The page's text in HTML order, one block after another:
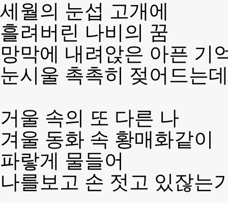
세월의 눈섭 고개에
흘려버린 나비의 꿈
망막에 내려앉은 아픈 기
눈시울 촉촉히 젖어드는데
거울 속의 또 다른 나
겨울 동화 속 황매화같이
파랗게 물들어
나를보고 손 젓고 있잖는